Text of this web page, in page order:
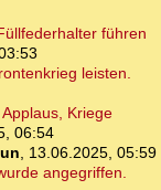
führen
leisten.
Kriege
06:54
, 13.06.2025, 05:59
angegriffen.